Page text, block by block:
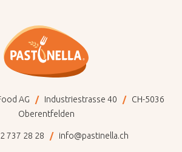
AG Industriestrasse 40
CH-5036
Oberentfelden
737 28 28 info@pastinella.ch